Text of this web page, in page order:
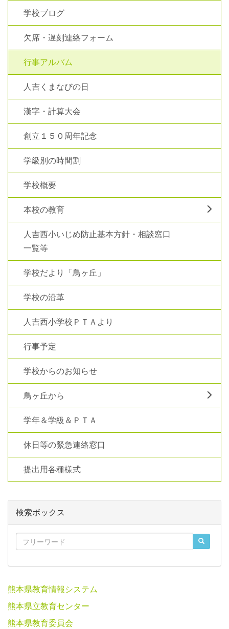
学校ブログ
欠席・遅刻連絡フォーム
行事アルバム
人吉くまなびの日
漢字・計算大会
創立１５０周年記念
学級別の時間割
学校概要
本校の教育
人吉西小いじめ防止基本方針・相談窓口
一覧等
学校だより「鳥ヶ丘」
学校の沿革
人吉西小学校ＰＴＡより
行事予定
学校からのお知らせ
鳥ヶ丘から
学年＆学級＆ＰＴＡ
休日等の緊急連絡窓口
提出用各種様式
検索ボックス
熊本県教育情報システム
熊本県立教育センター
熊本県教育委員会